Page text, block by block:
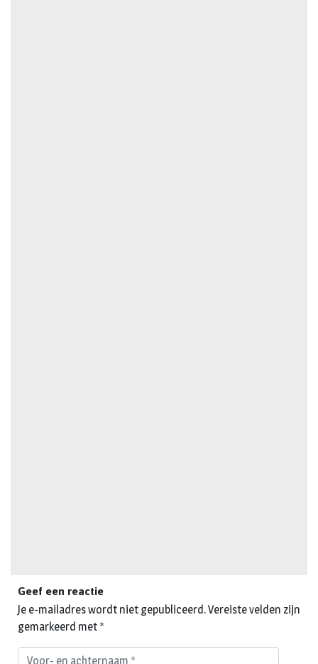
Geef een reactie
Je e-mailadres wordt niet gepubliceerd.Vereiste velden zijn
gemarkeerd met *